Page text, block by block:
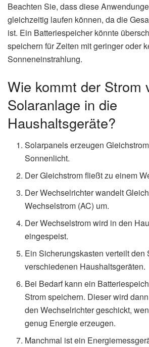
Beachten Sie, dass diese
gleichzeitig laufen können, da die
ist. Ein Batteriespeicher könnte
speichern für Zeiten mit geringer oder
Sonneneinstrahlung.
Wie kommt der Strom
Solaranlage in die
Haushaltsgeräte?
Solarpanels erzeugen
Sonnenlicht.
Der Gleichstrom fließt zu einem
Der Wechselrichter wandelt
Wechselstrom (AC) um.
Der Wechselstrom wird in den
eingespeist.
Ein Sicherungskasten verteilt den
verschiedenen Haushaltsgeräten.
Bei Bedarf kann ein
Strom speichern. Dieser wird
den Wechselrichter geschickt,
genug Energie erzeugen.
Manchmal ist ein